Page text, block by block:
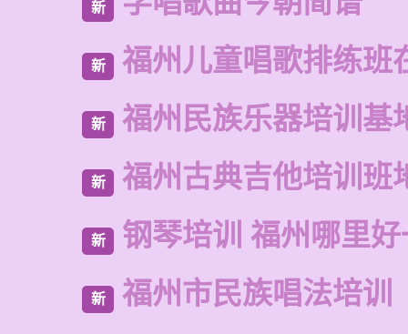
新
新 福州儿童唱歌排练班
新 福州民族乐器培训基
新 福州古典吉他培训班
新 钢琴培训 福州哪里
新 福州市民族唱法培训